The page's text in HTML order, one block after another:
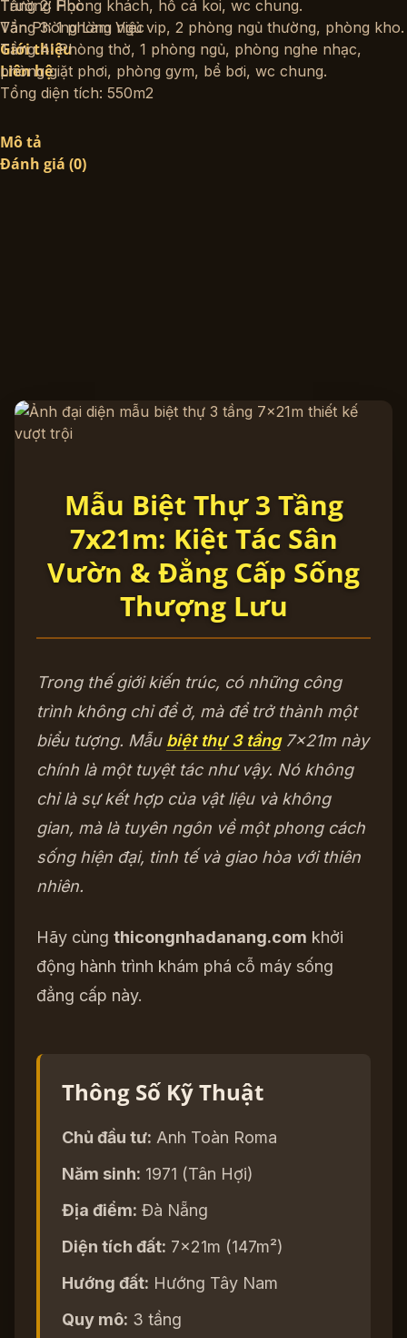
Trường Học
Văn Phòng Làm Việc
Giới thiệu
Liên hệ
Tầng 2: Phòng khách, hồ cá koi, wc chung.
Tầng 3: 1 phòng ngủ vip, 2 phòng ngủ thường, phòng kho.
Tầng 4: Phòng thờ, 1 phòng ngủ, phòng nghe nhạc,
phòng giặt phơi, phòng gym, bể bơi, wc chung.
Tổng diện tích: 550m2
Mô tả
Đánh giá (0)
Mẫu Biệt Thự 3 Tầng
7x21m: Kiệt Tác Sân
Vườn & Đẳng Cấp Sống
Thượng Lưu
Trong thế giới kiến trúc, có những công
trình không chỉ để ở, mà để trở thành một
biểu tượng. Mẫu biệt thự 3 tầng7x21m này
chính là một tuyệt tác như vậy. Nó không
chỉ là sự kết hợp của vật liệu và không
gian, mà là tuyên ngôn về một phong cách
sống hiện đại, tinh tế và giao hòa với thiên
nhiên.
Hãy cùng thicongnhadanang.com khởi
động hành trình khám phá cỗ máy sống
đẳng cấp này.
Thông Số Kỹ Thuật
Chủ đầu tư: Anh Toàn Roma
Năm sinh: 1971 (Tân Hợi)
Địa điểm: Đà Nẵng
Diện tích đất: 7x21m (147m²)
Hướng đất: Hướng Tây Nam
Quy mô: 3 tầng